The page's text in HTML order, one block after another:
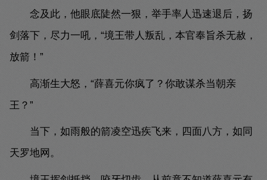
念及此，他眼底陡然一狠，举手率人迅速退后，扬
剑落下，尽力一吼，“境王带人叛乱，本官奉旨杀无赦，
放箭！”
高渐生大怒，“薛喜元你疯了？你敢谋杀当朝亲
王？”
当下，如雨般的箭凌空迅疾飞来，四面八方，如同
天罗地网。